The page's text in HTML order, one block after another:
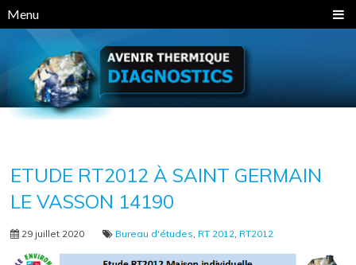
Menu
ETUDE RT2012 À SAINT GERMAIN
LE VASSON 14190
29 juillet 2020 Bureau d'études RT 2012 RT2012
Panneau de gestion des cookies